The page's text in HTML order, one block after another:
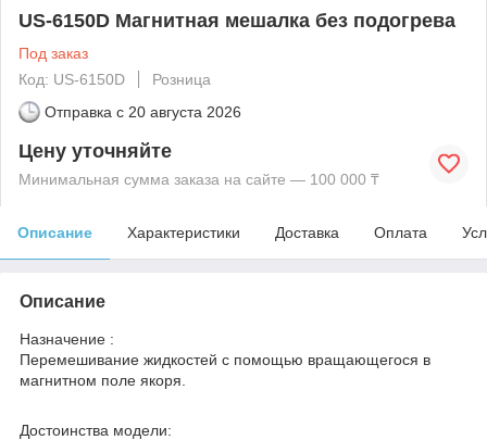
US-6150D Магнитная мешалка без подогрева
Под заказ
Код: US-6150D
Розница
Отправка с 20 августа 2026
Цену уточняйте
Минимальная сумма заказа на сайте — 100 000 ₸
Описание Характеристики Доставка Оплата
Описание
Назначение :
Перемешивание жидкостей с помощью вращающегося в
магнитном поле якоря.
Достоинства модели: